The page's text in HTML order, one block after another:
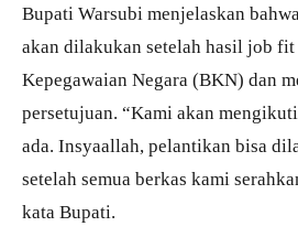
Bupati Warsubi menjelaskan
akan dilakukan setelah hasil job
Kepegawaian Negara (BKN) dan
persetujuan. “Kami akan
ada. Insyaallah, pelantikan bisa
setelah semua berkas kami
kata Bupati.